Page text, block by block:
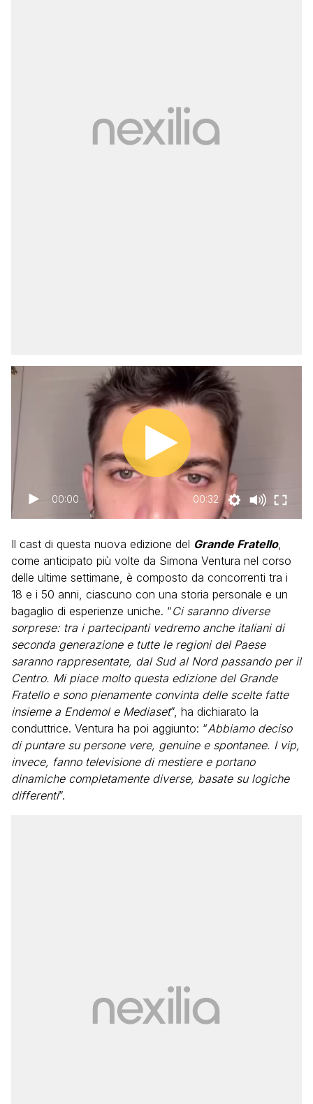
00:00 00:32
Il cast di questa nuova edizione del Grande Fratello,
come anticipato più volte da Simona Ventura nel corso
delle ultime settimane, è composto da concorrenti tra i
18 e i 50 anni, ciascuno con una storia personale e un
bagaglio di esperienze uniche. “Ci saranno diverse
sorprese: tra i partecipanti vedremo anche italiani di
seconda generazione e tutte le regioni del Paese
saranno rappresentate, dal Sud al Nord passando per il
Centro. Mi piace molto questa edizione del Grande
Fratello e sono pienamente convinta delle scelte fatte
insieme a Endemol e Mediaset”, ha dichiarato la
conduttrice. Ventura ha poi aggiunto: “Abbiamo deciso
di puntare su persone vere, genuine e spontanee. I vip,
invece, fanno televisione di mestiere e portano
dinamiche completamente diverse, basate su logiche
differenti”.